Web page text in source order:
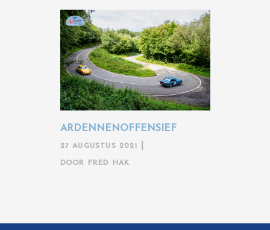
ARDENNENOFFENSIEF
27 AUGUSTUS 2021
DOOR FRED HAK